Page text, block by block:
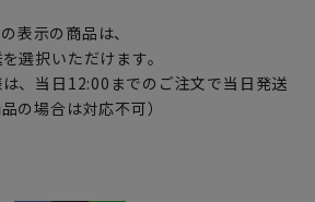
の表示の商品は、
選択いただけます。
、当日12:00までのご注文で当日発送
の場合は対応不可）